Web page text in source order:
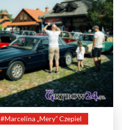
#Marcelina „Mery” Czepiel